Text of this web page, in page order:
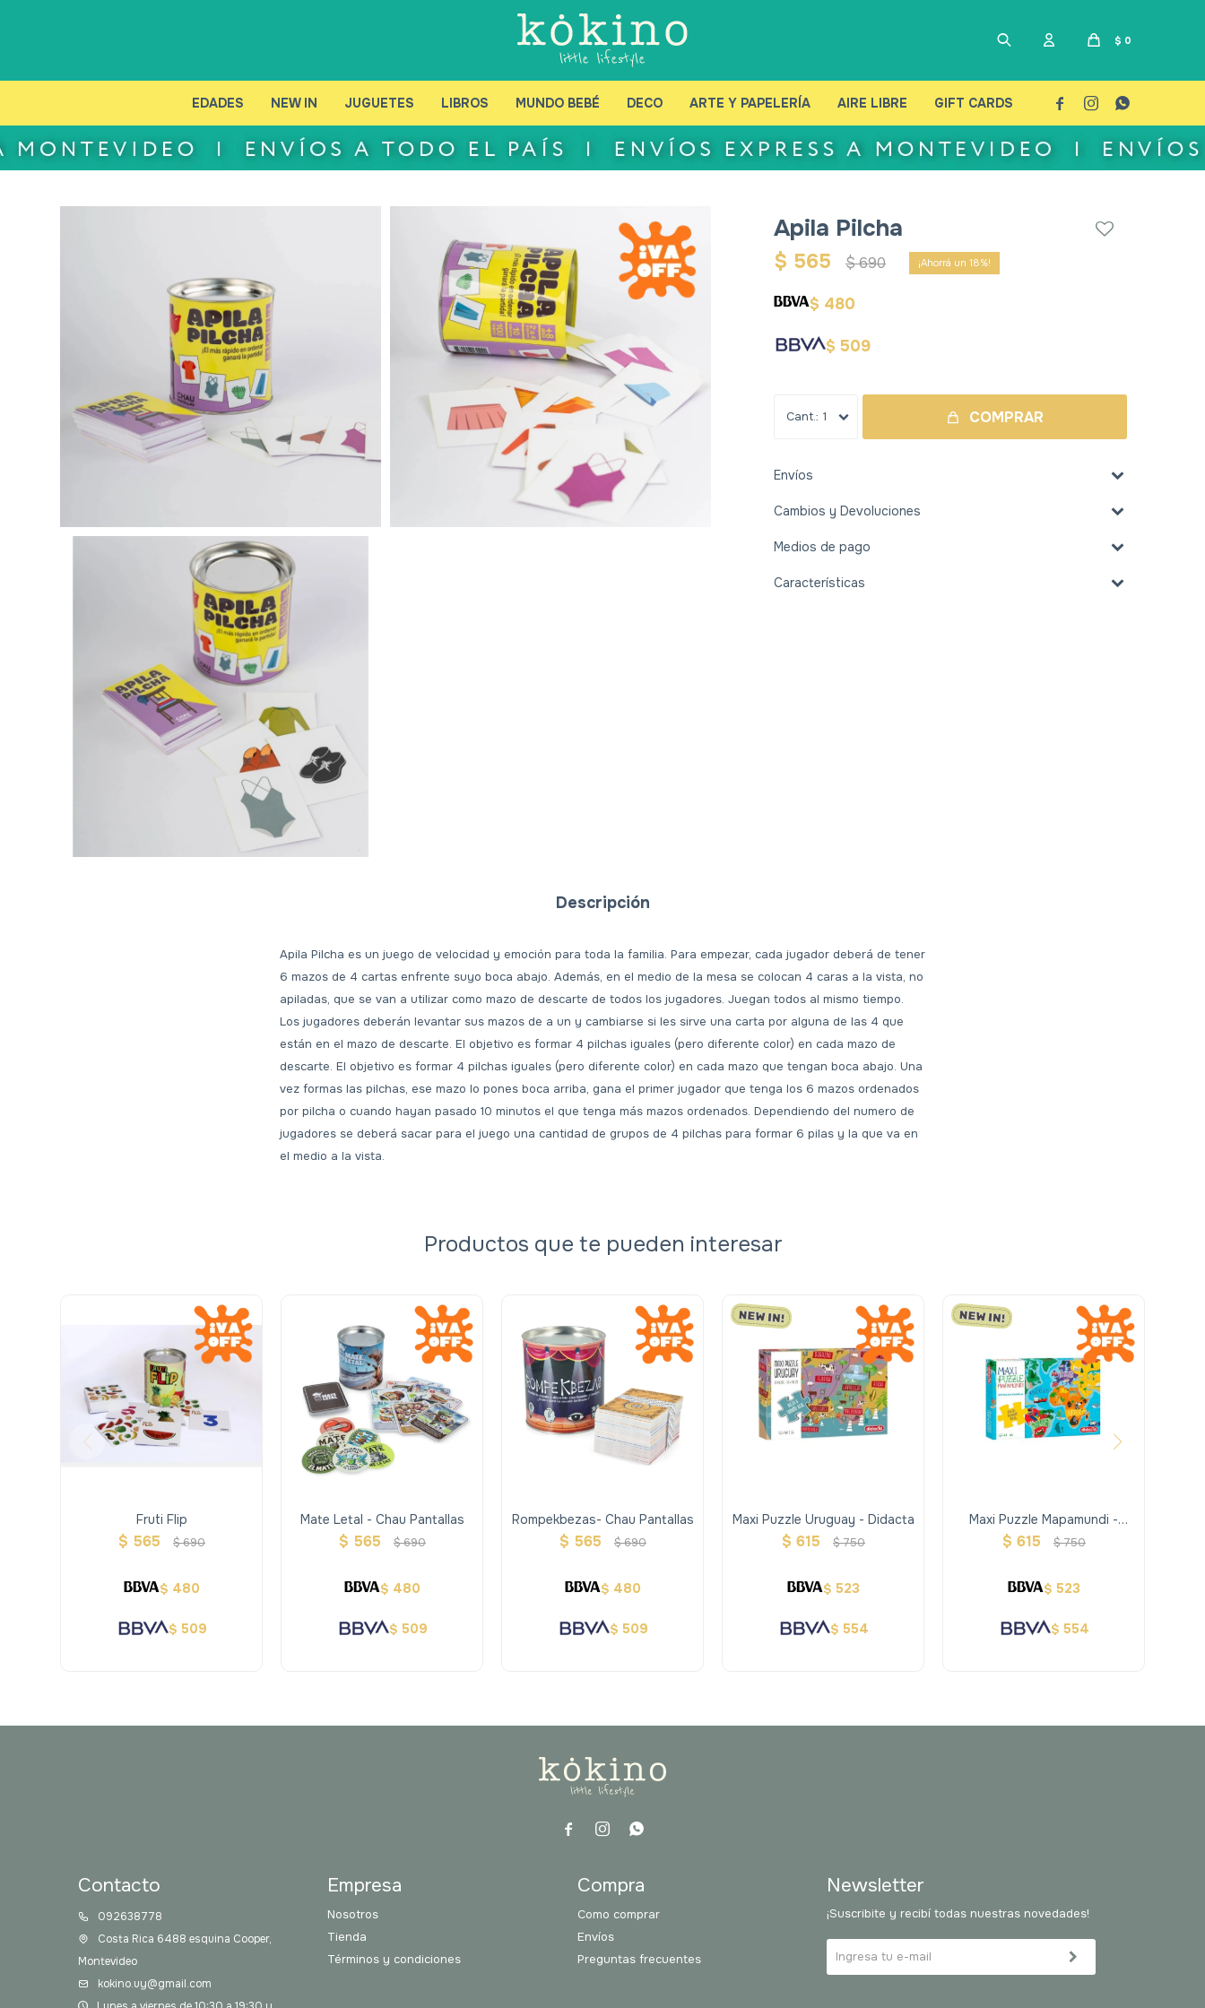
EDADES NEW IN JUGUETES LIBROS MUNDO BEBÉ DECO ARTE Y PAPELERÍA AIRE LIBRE GIFT CARDS
$ 0
  
Apila Pilcha
$ 565 $690 18
$ 480
$ 509
1 COMPRAR
Envíos
Cambios y Devoluciones
Medios de pago
Características
Descripción
Apila Pilcha es un juego de velocidad y emoción para toda la familia. Para empezar, cada jugador deberá de tener
6 mazos de 4 cartas enfrente suyo boca abajo. Además, en el medio de la mesa se colocan 4 caras a la vista, no
apiladas, que se van a utilizar como mazo de descarte de todos los jugadores. Juegan todos al mismo tiempo.
Los jugadores deberán levantar sus mazos de a un y cambiarse si les sirve una carta por alguna de las 4 que
están en el mazo de descarte. El objetivo es formar 4 pilchas iguales (pero diferente color) en cada mazo de
descarte. El objetivo es formar 4 pilchas iguales (pero diferente color) en cada mazo que tengan boca abajo. Una
vez formas las pilchas, ese mazo lo pones boca arriba, gana el primer jugador que tenga los 6 mazos ordenados
por pilcha o cuando hayan pasado 10 minutos el que tenga más mazos ordenados. Dependiendo del numero de
jugadores se deberá sacar para el juego una cantidad de grupos de 4 pilchas para formar 6 pilas y la que va en
el medio a la vista.
Productos que te pueden interesar
Fruti Flip
$ 565 $690
$ 480
$ 509
Mate Letal - Chau Pantallas
$ 565 $690
$ 480
$ 509
Rompekbezas- Chau Pantallas
$ 565 $690
$ 480
$ 509
Maxi Puzzle Uruguay - Didacta
$ 615 $750
$ 523
$ 554
Maxi Puzzle Mapamundi -
Didacta
$ 615 $750
$ 523
$ 554
  
Contacto
092638778
Costa Rica 6488 esquina Cooper,
Montevideo
kokino.uy@gmail.com
Empresa
Nosotros
Tienda
Términos y condiciones
Compra
Como comprar
Envíos
Preguntas frecuentes
Newsletter
¡Suscribite y recibí todas nuestras novedades!